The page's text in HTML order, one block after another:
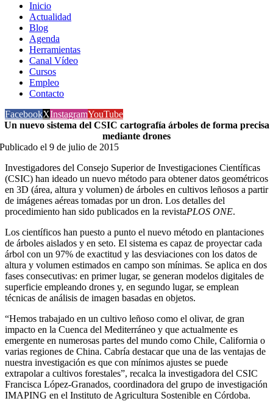
Inicio
Actualidad
Blog
Agenda
Herramientas
Canal Vídeo
Cursos
Empleo
Contacto
FacebookXInstagramYouTube
Un nuevo sistema del CSIC cartografía árboles de forma precisa
mediante drones
Publicado el 9 de julio de 2015
Investigadores del Consejo Superior de Investigaciones Científicas
(CSIC) han ideado un nuevo método para obtener datos geométricos
en 3D (área, altura y volumen) de árboles en cultivos leñosos a partir
de imágenes aéreas tomadas por un dron. Los detalles del
procedimiento han sido publicados en la revistaPLOS ONE.
Los científicos han puesto a punto el nuevo método en plantaciones
de árboles aislados y en seto. El sistema es capaz de proyectar cada
árbol con un 97% de exactitud y las desviaciones con los datos de
altura y volumen estimados en campo son mínimas. Se aplica en dos
fases consecutivas: en primer lugar, se generan modelos digitales de
superficie empleando drones y, en segundo lugar, se emplean
técnicas de análisis de imagen basadas en objetos.
“Hemos trabajado en un cultivo leñoso como el olivar, de gran
impacto en la Cuenca del Mediterráneo y que actualmente es
emergente en numerosas partes del mundo como Chile, California o
varias regiones de China. Cabría destacar que una de las ventajas de
nuestra investigación es que con mínimos ajustes se puede
extrapolar a cultivos forestales”, recalca la investigadora del CSIC
Francisca López-Granados, coordinadora del grupo de investigación
IMAPING en el Instituto de Agricultura Sostenible en Córdoba.